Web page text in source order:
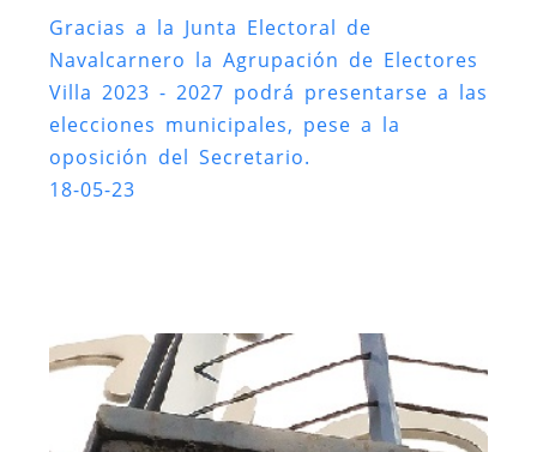
Gracias a la Junta Electoral de
Navalcarnero la Agrupación de Electores
Villa 2023 - 2027 podrá presentarse a las
elecciones municipales, pese a la
oposición del Secretario.
18-05-23